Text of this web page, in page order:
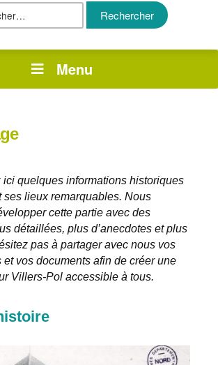
Rechercher :
Menu
ici quelques informations historiques
ses lieux remarquables. Nous
cette partie avec des
détaillées, plus d’anecdotes et plus
pas à partager avec nous vos
vos documents afin de créer une
Villers-Pol accessible à tous.